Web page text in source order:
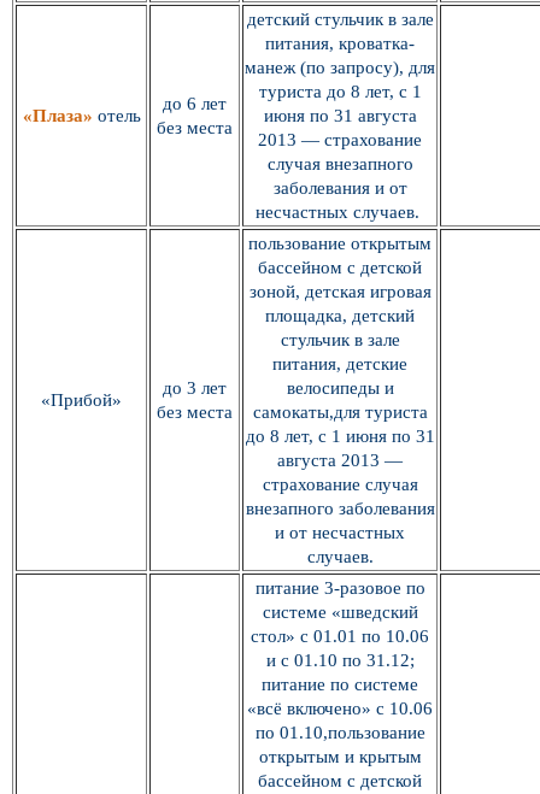
«Плаза» отель
до 6 лет
без места
детский стульчик в зале
питания, кроватка-
манеж (по запросу), для
туриста до 8 лет, с 1
июня по 31 августа
2013 — страхование
случая внезапного
заболевания и от
несчастных случаев.
«Прибой»
до 3 лет
без места
пользование открытым
бассейном с детской
зоной, детская игровая
площадка, детский
стульчик в зале
питания, детские
велосипеды и
самокаты,для туриста
до 8 лет, с 1 июня по 31
августа 2013 —
страхование случая
внезапного заболевания
и от несчастных
случаев.
питание 3-разовое по
системе «шведский
стол» с 01.01 по 10.06
и с 01.10 по 31.12;
питание по системе
«всё включено» с 10.06
по 01.10,пользование
открытым и крытым
бассейном с детской